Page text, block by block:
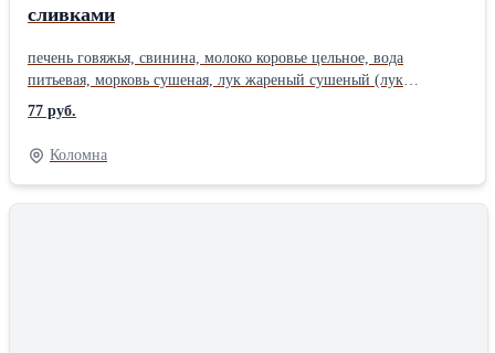
сливками
печень говяжья, свинина, молоко коровье цельное, вода
питьевая, морковь сушеная, лук жареный сушеный (лук
репчатый, масло подсолнечное рафинированное
дезодорированное, мука пшеничная, соль пищевая), сливки
сухие, соль пищевая, сахар,Производитель: Собственное
производство
77 руб.
Коломна